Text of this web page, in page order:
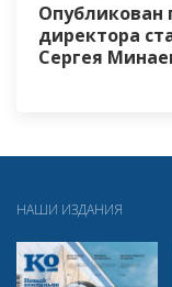
директора
Сергея
НАШИ ИЗДАНИЯ